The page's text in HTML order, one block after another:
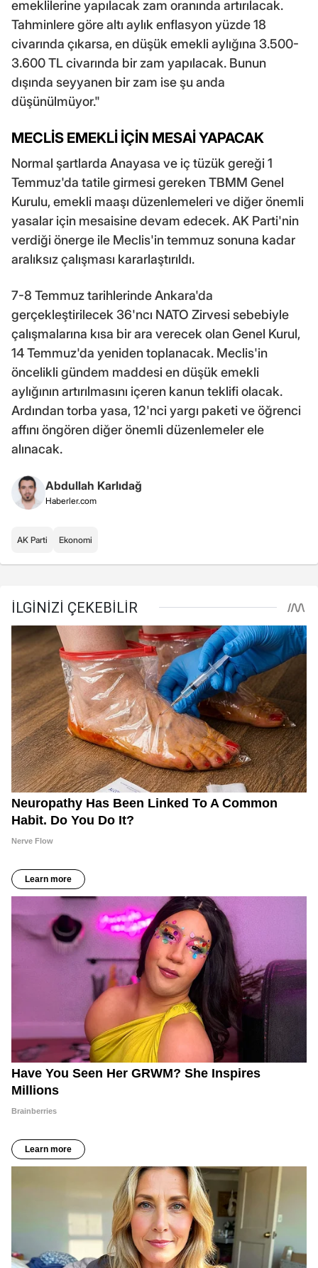
emeklilerine yapılacak zam oranında artırılacak.
Tahminlere göre altı aylık enflasyon yüzde 18
civarında çıkarsa, en düşük emekli aylığına 3.500-
3.600 TL civarında bir zam yapılacak. Bunun
dışında seyyanen bir zam ise şu anda
düşünülmüyor."
MECLİS EMEKLİ İÇİN MESAİ YAPACAK
Normal şartlarda Anayasa ve iç tüzük gereği 1
Temmuz'da tatile girmesi gereken TBMM Genel
Kurulu, emekli maaşı düzenlemeleri ve diğer önemli
yasalar için mesaisine devam edecek. AK Parti'nin
verdiği önerge ile Meclis'in temmuz sonuna kadar
aralıksız çalışması kararlaştırıldı.
7-8 Temmuz tarihlerinde Ankara'da
gerçekleştirilecek 36'ncı NATO Zirvesi sebebiyle
çalışmalarına kısa bir ara verecek olan Genel Kurul,
14 Temmuz'da yeniden toplanacak. Meclis'in
öncelikli gündem maddesi en düşük emekli
aylığının artırılmasını içeren kanun teklifi olacak.
Ardından torba yasa, 12'nci yargı paketi ve öğrenci
affını öngören diğer önemli düzenlemeler ele
alınacak.
Abdullah Karlıdağ
Haberler.com
AK Parti Ekonomi